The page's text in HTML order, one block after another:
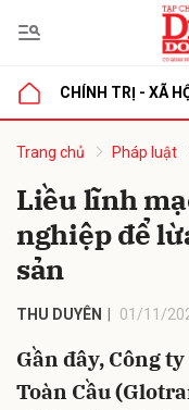
CHÍNH TRỊ - XÃ
Trang chủ Pháp luật
Liều lĩnh
nghiệp để
sản
THU DUYÊN 01/11/
Gần đây, Công
Toàn Cầu
luận